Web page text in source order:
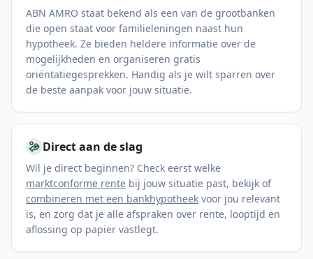
ABN AMRO staat bekend als een van de grootbanken
die open staat voor familieleningen naast hun
hypotheek. Ze bieden heldere informatie over de
mogelijkheden en organiseren gratis
oriëntatiegesprekken. Handig als je wilt sparren over
de beste aanpak voor jouw situatie.
Direct aan de slag
Wil je direct beginnen? Check eerst welke
marktconforme rente bij jouw situatie past, bekijk of
combineren met een bankhypotheek voor jou relevant
is, en zorg dat je alle afspraken over rente, looptijd en
aflossing op papier vastlegt.